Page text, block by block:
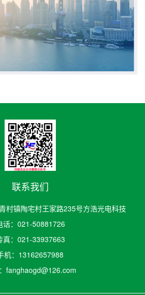
联系我们
村镇陶宅村王家路235号方浩光电科技
话：021-50881726
真：021-33937663
机：13162657988
fanghaogd@126.com